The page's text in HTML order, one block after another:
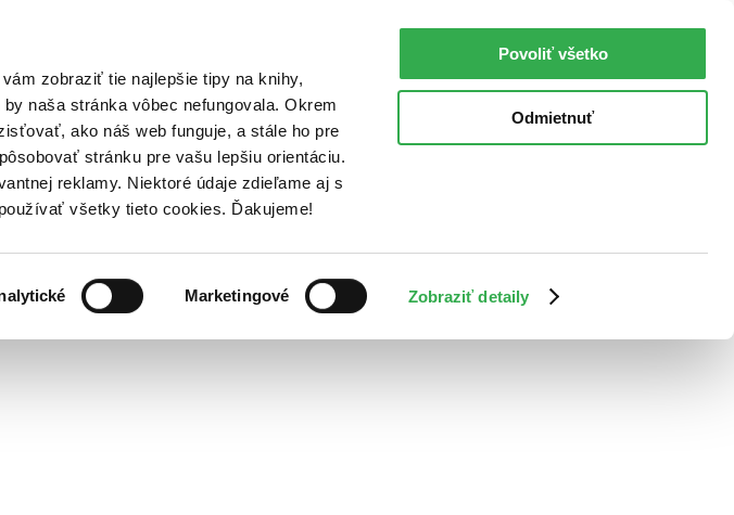
zobraziť tie najlepšie tipy na knihy,
naša stránka vôbec nefungovala. Okrem
ako náš web funguje, a stále ho pre
stránku pre vašu lepšiu orientáciu.
reklamy. Niektoré údaje zdieľame aj s
všetky tieto cookies. Ďakujeme!
Marketingové Zobraziť detaily
Povoliť všetko
Odmietnuť